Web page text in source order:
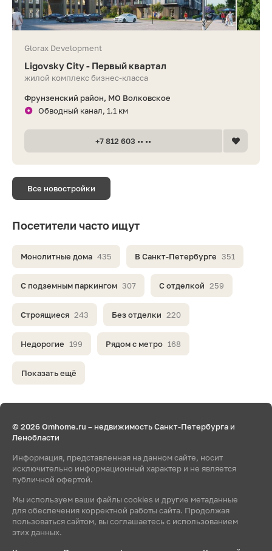
Glorax Development
Ligovsky City - Первый квартал
жилой комплекс бизнес-класса
Фрунзенский район, МО Волковское
Обводный канал, 1.1 км
+7 812 603 •• ••
Все новостройки
Посетители часто ищут
Монолитные дома 435 В Санкт-Петербурге 351
С подземным паркингом 307 С отделкой 259
Строящиеся 243 Без отделки 220
Недорогие 199 Рядом с метро 168
Показать ещё
© 2026 Omhome.ru – недвижимость Санкт-Петербурга и
Ленобласти
Информация, представленная на данном сайте, носит
исключительно информационный характер и не является
публичной офертой.
Мы используем ваши файлы cookies и другие метаданные
для обеспечения корректной работы сайта. Продолжая
пользоваться сайтом, вы соглашаетесь с использованием
этих данных.